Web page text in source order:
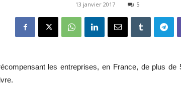
13 janvier 2017 5
les entreprises, en France, de plus de